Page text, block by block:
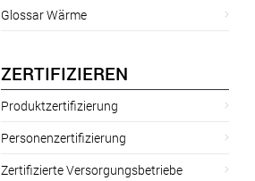
Glossar Wärme
ZERTIFIZIEREN
Produktzertifizierung
Personenzertifizierung
Zertifizierte Versorgungsbetriebe